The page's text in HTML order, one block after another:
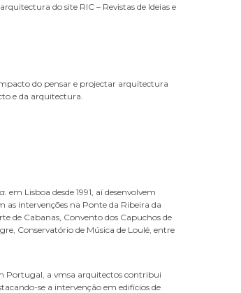
do site RIC – Revistas de Ideias e
do pensar e projectar arquitectura
e da arquitectura.
em Lisboa desde 1991, aí desenvolvem
as intervenções na Ponte da Ribeira da
de Cabanas, Convento dos Capuchos de
Conservatório de Música de Loulé, entre
Portugal, a vmsa arquitectos contribui
se a intervenção em edifícios de